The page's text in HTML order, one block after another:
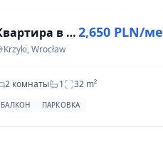
Квартира в Кжижках: 2 комнаты, 32 м² на ул. Боисковой
Krzyki, Wrocław
2,650 PLN/
2 комнаты 1 32 m²
БАЛКОН ПАРКОВКА